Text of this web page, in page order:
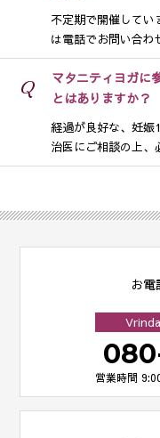
不定期で開催して
は電話でお問い合わ
Q
マタニティヨガに
とはありますか？
経過が良好な、妊娠
治医にご相談の上、
お
営業時間